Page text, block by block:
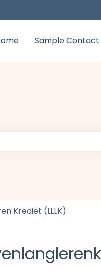
Sample Contact
Krediet (LLLK)